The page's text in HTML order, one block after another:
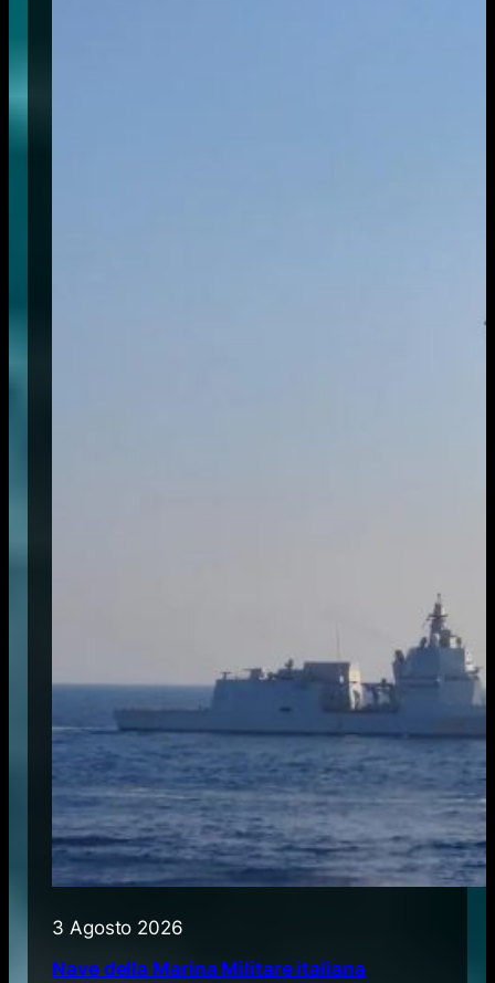
3 Agosto 2026
Nave della Marina Militare italiana